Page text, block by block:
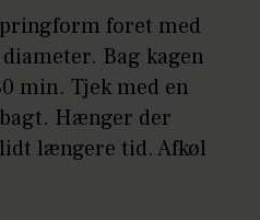
foret med
Bag kagen
min. Tjek med en
Hænger der
lidt længere tid. Afkøl